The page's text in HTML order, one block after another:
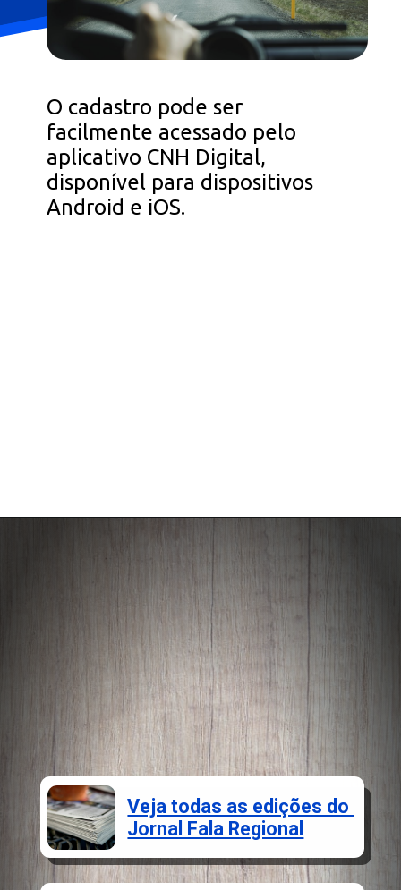
O cadastro pode ser
facilmente acessado pelo
aplicativo CNH Digital,
disponível para dispositivos
Android e iOS.
Veja todas as edições do
Jornal Fala Regional